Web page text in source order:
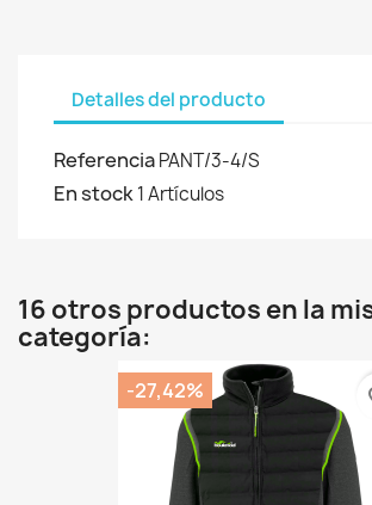
Detalles del producto
ReferenciaPANT/3-4/S
En stock1 Artículos
16 otros productos en la
categoría:
-27,42%